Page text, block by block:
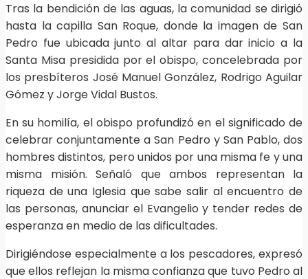
Tras la bendición de las aguas, la comunidad se dirigió
hasta la capilla San Roque, donde la imagen de San
Pedro fue ubicada junto al altar para dar inicio a la
Santa Misa presidida por el obispo, concelebrada por
los presbíteros José Manuel González, Rodrigo Aguilar
Gómez y Jorge Vidal Bustos.
En su homilía, el obispo profundizó en el significado de
celebrar conjuntamente a San Pedro y San Pablo, dos
hombres distintos, pero unidos por una misma fe y una
misma misión. Señaló que ambos representan la
riqueza de una Iglesia que sabe salir al encuentro de
las personas, anunciar el Evangelio y tender redes de
esperanza en medio de las dificultades.
Dirigiéndose especialmente a los pescadores, expresó
que ellos reflejan la misma confianza que tuvo Pedro al